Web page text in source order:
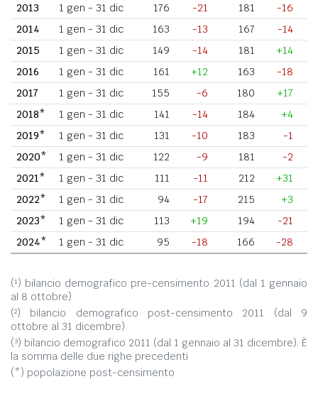
2013
1 gen - 31 dic 176 -21 181
-16
2014
1 gen - 31 dic 163 -13 167
-14
2015
1 gen - 31 dic 149 -14 181
+14
2016
1 gen - 31 dic 161 +12 163
-18
2017
1 gen - 31 dic 155 -6 180
+17
2018*
1 gen - 31 dic 141 -14 184
+4
2019*
1 gen - 31 dic 131 -10 183
-1
2020*
1 gen - 31 dic 122 -9 181
-2
2021*
1 gen - 31 dic 111 -11 212
+31
2022*
1 gen - 31 dic 94 -17 215
+3
2023*
1 gen - 31 dic 113 +19 194
-21
2024*
1 gen - 31 dic 95 -18 166 -28
(¹) bilancio demografico pre-censimento 2011 (dal 1 gennaio
al 8 ottobre)
(²) bilancio demografico post-censimento 2011 (dal 9
ottobre al 31 dicembre)
(³) bilancio demografico 2011 (dal 1 gennaio al 31 dicembre). È
la somma delle due righe precedenti
(*) popolazione post-censimento